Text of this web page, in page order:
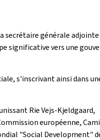
secrétaire générale adjointe
significative vers une
s'inscrivant ainsi dans
Rie Vejs-Kjeldgaard,
européenne,
"Social Development"